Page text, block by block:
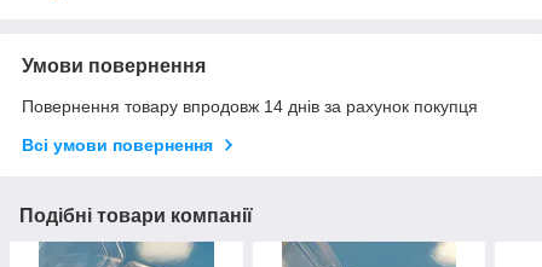
Умови повернення
Повернення товару впродовж 14 днів за рахунок покупця
Всі умови повернення
Подібні товари компанії